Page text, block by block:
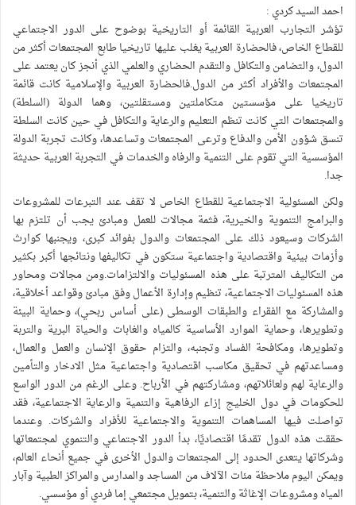
احمد السيد كردي :
تؤشر التجارب العربية القائمة أو التاريخية بوضوح على الدور الاجتماعي
للقطاع الخاص، فالحضارة العربية يغلب عليها تاريخيا طابع المجتمعات أكثر من
الدول، والتضامن والتكافل والتقدم الحضاري والعلمي الذي أنجز كان يعتمد على
المجتمعات والأفراد أكثر من الدول.فالحضارة العربية والإسلامية كانت قائمة
تاريخيا على مؤسستين متكاملتين ومستقلتين، وهما الدولة (السلطة)
والمجتمعات التي كانت تنظم التعليم والرعاية والتكافل في حين كانت السلطة
تنسق شؤون الأمن والدفاع وترعى المجتمعات وتساعدها، وكانت تجربة الدولة
المؤسسية التي تقوم على التنمية والرفاه والخدمات في التجربة العربية حديثة
جدا.
ولكن المسئولية الاجتماعية للقطاع الخاص لا تقف عند التبرعات للمشروعات
والبرامج التنموية والخيرية، فثمة مجالات للعمل ومبادئ يجب أن تلتزم بها
الشركات وسيعود ذلك على المجتمعات والدول بفوائد كبرى، ويجنبها كوارث
وأزمات بيئية واقتصادية واجتماعية ستكون في تكاليفها ونتائجها أكبر بكثير
من التكاليف المترتبة على هذه المسئوليات والالتزامات.ومن مجالات ومحاور
هذه المسئوليات الاجتماعية، تنظيم وإدارة الأعمال وفق مبادئ وقواعد أخلاقية،
والمشاركة مع الفقراء والطبقات الوسطى (على أساس ربحي)، وحماية البيئة
وتطويرها، وحماية الموارد الأساسية كالمياه والغابات والحياة البرية والتربة
وتطويرها، ومكافحة الفساد وتجنبه، والتزام حقوق الإنسان والعمل والعمال،
ومساعدتهم في تحقيق مكاسب اقتصادية واجتماعية مثل الادخار والتأمين
والرعاية لهم ولعائلاتهم، ومشاركتهم في الأرباح. وعلى الرغم من الدور الواسع
للحكومات في دول الخليج إزاء الرفاهية والتنمية والرعاية الاجتماعية، فقد
تواصلت فيها المساهمات التنموية والاجتماعية للأفراد والشركات. وعندما
حققت هذه الدول تقدمًا اقتصاديًا، بدأ الدور الاجتماعي والتنموي لمجتمعاتها
وشركاتها يتعدى الحدود إلى المجتمعات والدول الأخرى في جميع أنحاء العالم،
ويمكن اليوم ملاحظة مئات الآلاف من المساجد والمدارس والمراكز الطبية وآبار
المياه ومشروعات الإغاثة والتنمية، بتمويل مجتمعي إما فردي أو مؤسسي.